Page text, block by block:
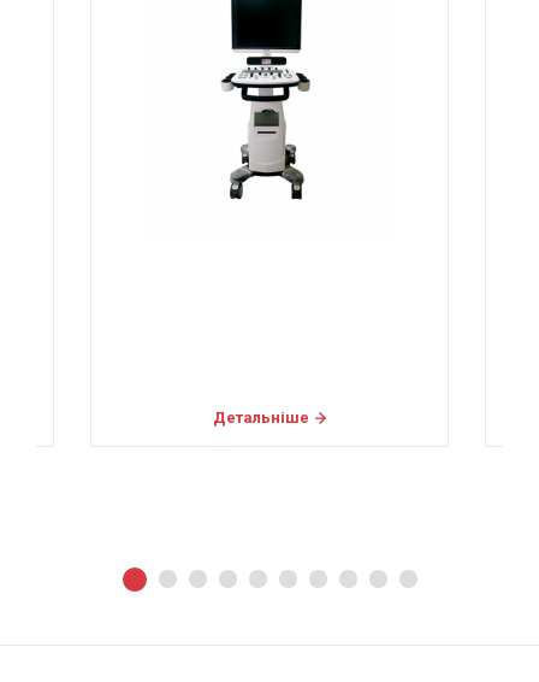
Детальніше